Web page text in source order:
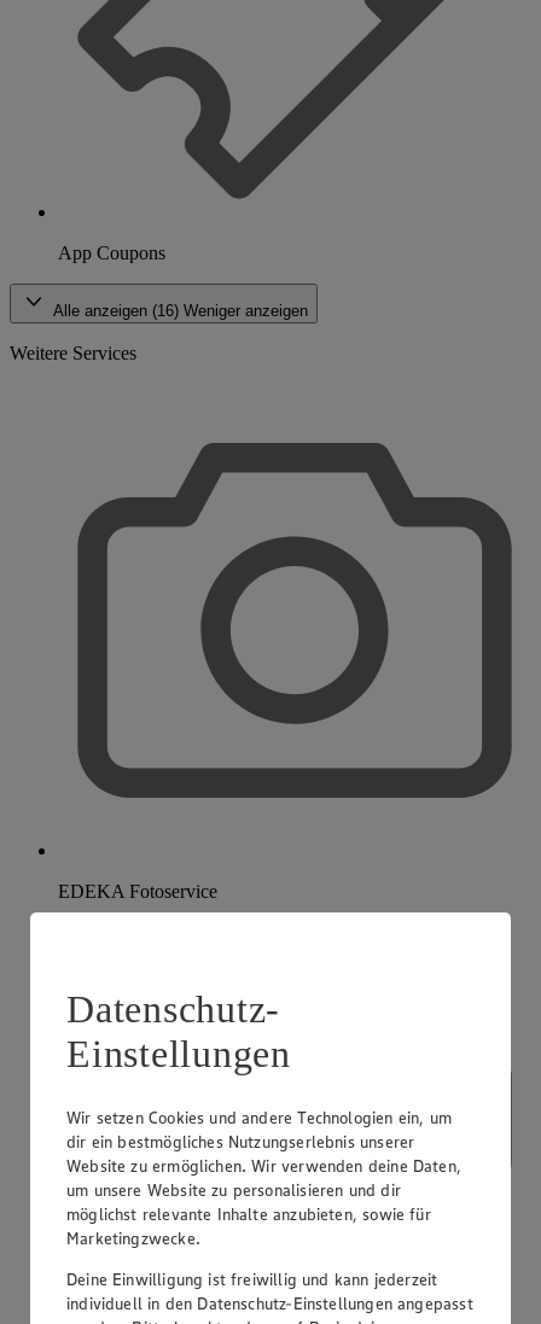
App Coupons
Alle anzeigen (16) Weniger anzeigen
Weitere Services
EDEKA Fotoservice
Datenschutz-
Einstellungen
Wir setzen Cookies und andere Technologien ein, um
dir ein bestmögliches Nutzungserlebnis unserer
Website zu ermöglichen. Wir verwenden deine Daten,
um unsere Website zu personalisieren und dir
möglichst relevante Inhalte anzubieten, sowie für
Marketingzwecke.
Deine Einwilligung ist freiwillig und kann jederzeit
individuell in den Datenschutz-Einstellungen angepasst